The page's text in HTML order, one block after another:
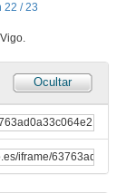
22 / 23
Ocultar
ENDOCRINOLOGÍA BÁSICA Y CLÍNICA La glándula adrenal
NEUROENDOCRINOLOGÍA: Hormonas y conducta (II)